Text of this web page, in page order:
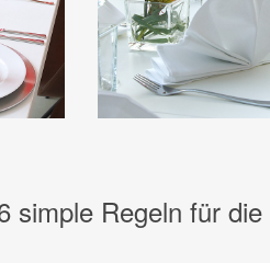
simple Regeln für